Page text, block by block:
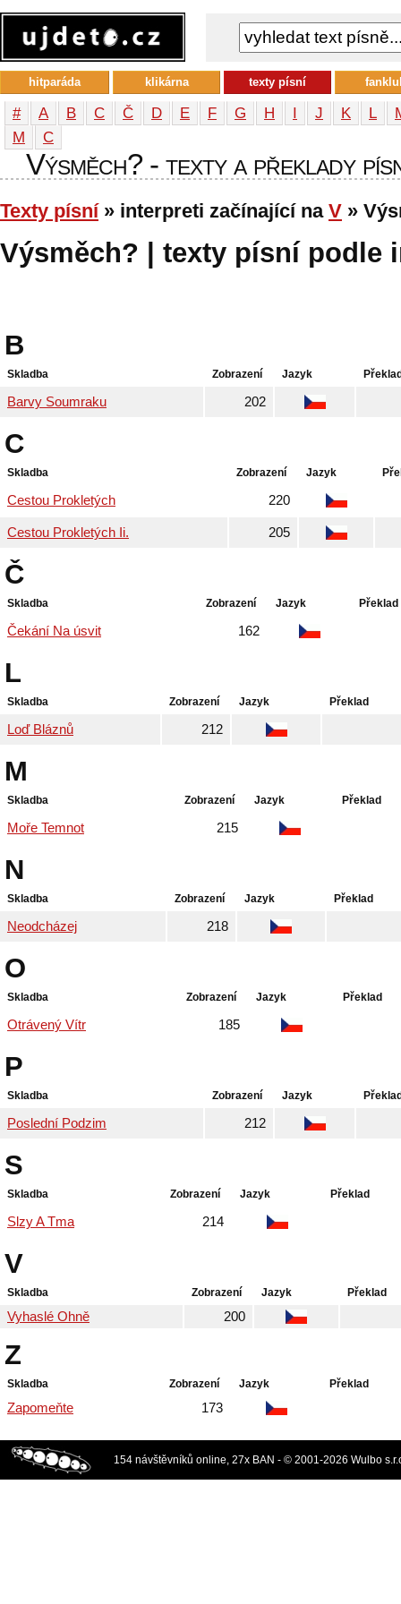
# A B C Č D E F G H I J K L
М
С
Výsměch? - texty a překlady
Texty písní» interpreti začínající na V »
Výsměch? | texty písní podle
B
Skladba Zobrazení Jazyk
Barvy Soumraku 202
C
Skladba Zobrazení Jazyk
Cestou Prokletých 220
Cestou Prokletých Ii. 205
Č
Skladba Zobrazení Jazyk Překlad
Čekání Na úsvit 162
L
Skladba Zobrazení Jazyk Překlad
Loď Bláznů 212
M
Skladba Zobrazení Jazyk Překlad
Moře Temnot 215
N
Skladba Zobrazení Jazyk Překlad
Neodcházej 218
O
Skladba Zobrazení Jazyk Překlad
Otrávený Vítr 185
P
Skladba Zobrazení Jazyk
Poslední Podzim 212
S
Skladba Zobrazení Jazyk Překlad
Slzy A Tma 214
V
Skladba Zobrazení Jazyk Překlad
Vyhaslé Ohně 200
Z
Skladba Zobrazení Jazyk Překlad
Zapomeňte 173
hitparáda klikárna texty písní
154 návštěvníků online, 27x BAN - © 2001-2026 Wulbo